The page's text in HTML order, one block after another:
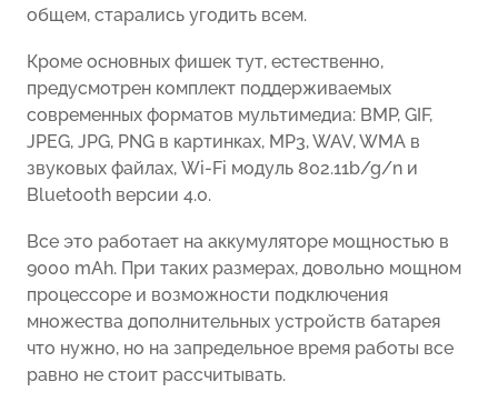
общем, старались угодить всем.
Кроме основных фишек тут, естественно,
предусмотрен комплект поддерживаемых
современных форматов мультимедиа: BMP, GIF,
JPEG, JPG, PNG в картинках, MP3, WAV, WMA в
звуковых файлах, Wi-Fi модуль 802.11b/g/n и
Bluetooth версии 4.0.
Все это работает на аккумуляторе мощностью в
9000 mAh. При таких размерах, довольно мощном
процессоре и возможности подключения
множества дополнительных устройств батарея
что нужно, но на запредельное время работы все
равно не стоит рассчитывать.